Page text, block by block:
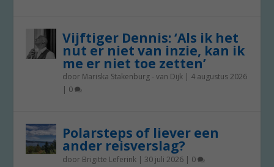
Vijftiger Dennis: ‘Als ik het
nut er niet van inzie, kan ik
me er niet toe zetten’
door Mariska Stakenburg - van Dijk | 4 augustus 2026
| 0
Polarsteps of liever een
ander reisverslag?
door Brigitte Leferink | 30 juli 2026 | 0